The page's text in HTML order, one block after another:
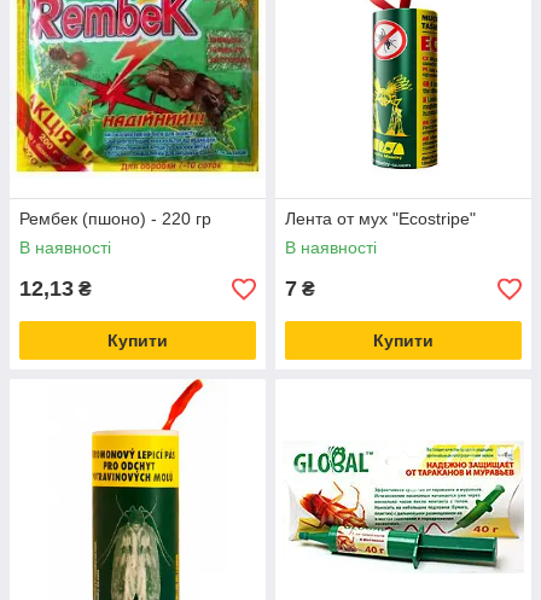
Рембек (пшоно) - 220 гр
В наявності
12,13 ₴
Купити
Лента от мух "Ecostripe"
В наявності
7 ₴
Купити